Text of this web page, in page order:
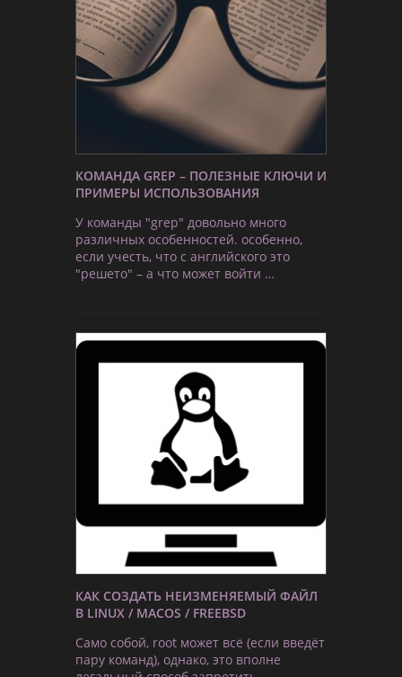
КОМАНДА GREP – ПОЛЕЗНЫЕ КЛЮЧИ И
ПРИМЕРЫ ИСПОЛЬЗОВАНИЯ
У команды "grep" довольно много
различных особенностей. особенно,
если учесть, что с английского это
"решето" – а что может войти …
КАК СОЗДАТЬ НЕИЗМЕНЯЕМЫЙ ФАЙЛ
В LINUX / MACOS / FREEBSD
Само собой, root может всё (если введёт
пару команд), однако, это вполне